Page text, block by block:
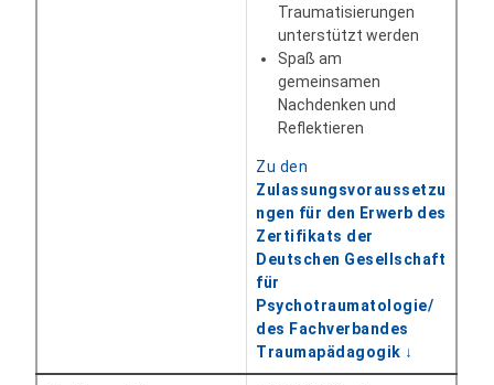
Traumatisierungen
unterstützt werden
Spaß am
gemeinsamen
Nachdenken und
Reflektieren
Zu den
Zulassungsvoraussetzu
ngen für den Erwerb des
Zertifikats der
Deutschen Gesellschaft
für
Psychotraumatologie/
des Fachverbandes
Traumapädagogik ↓